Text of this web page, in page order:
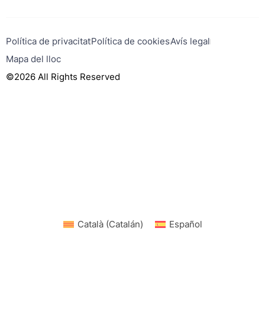
Política de privacitatPolítica de cookiesAvís legal
Mapa del lloc
©2026 All Rights Reserved
Català(Catalán) Español